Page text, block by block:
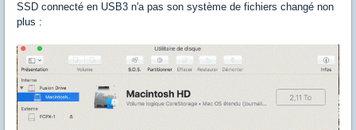
SSD connecté en USB3 n'a pas son système de fichiers changé non
plus :